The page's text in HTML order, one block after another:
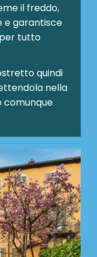
il freddo,
e garantisce
tutto
quindi
nella
comunque